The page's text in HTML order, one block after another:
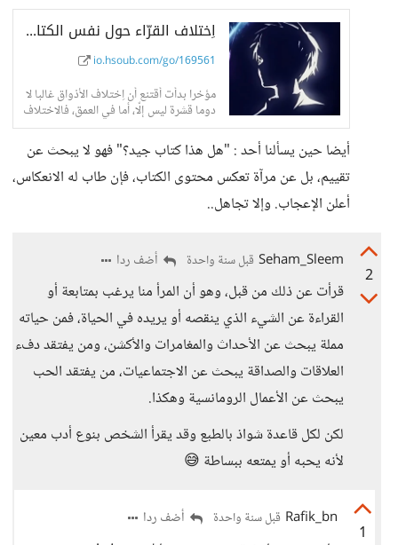
اِختلاف القرّاء حول نفس الكتاب ليس ذوقًا، بل فكرًا.. ما رأيكم؟ - حسوب I/O
io.hsoub.com/go/169561
مؤخرا بدأت أقتنع أن اِختلاف الأذواق غالبا لا
دوما قشرة ليس إلّا، أما في العمق، فالاختلاف
أيضا حين يسألنا أحد : "هل هذا كتاب جيد؟" فهو لا يبحث عن
تقييم، بل عن مرآة تعكس محتوى الكتاب، فإن طاب له الانعكاس،
أعلن الإعجاب. وإلا تجاهل..
2
Seham_Sleem قبل سنة واحدة أضف ردا
قرأت عن ذلك من قبل، وهو أن المرأ منا يرغب بمتابعة أو
القراءة عن الشيء الذي ينقصه أو يريده في الحياة، فمن حياته
مملة يبحث عن الأحداث والمغامرات والأكشن، ومن يفتقد دفء
العلاقات والصداقة يبحث عن الاجتماعيات، من يفتقد الحب
يبحث عن الأعمال الرومانسية وهكذا.
لكن لكل قاعدة شواذ بالطبع وقد يقرأ الشخص بنوع أدب معين
لأنه يحبه أو يمتعه ببساطة 😅
1
Rafik_bn قبل سنة واحدة أضف ردا